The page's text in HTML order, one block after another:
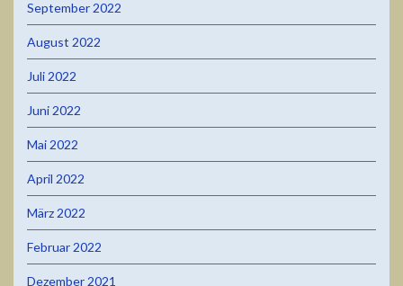
September 2022
August 2022
Juli 2022
Juni 2022
Mai 2022
April 2022
März 2022
Februar 2022
Dezember 2021